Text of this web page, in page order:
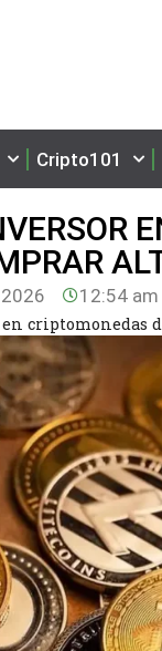
Cripto101
12:54 am
criptomonedas